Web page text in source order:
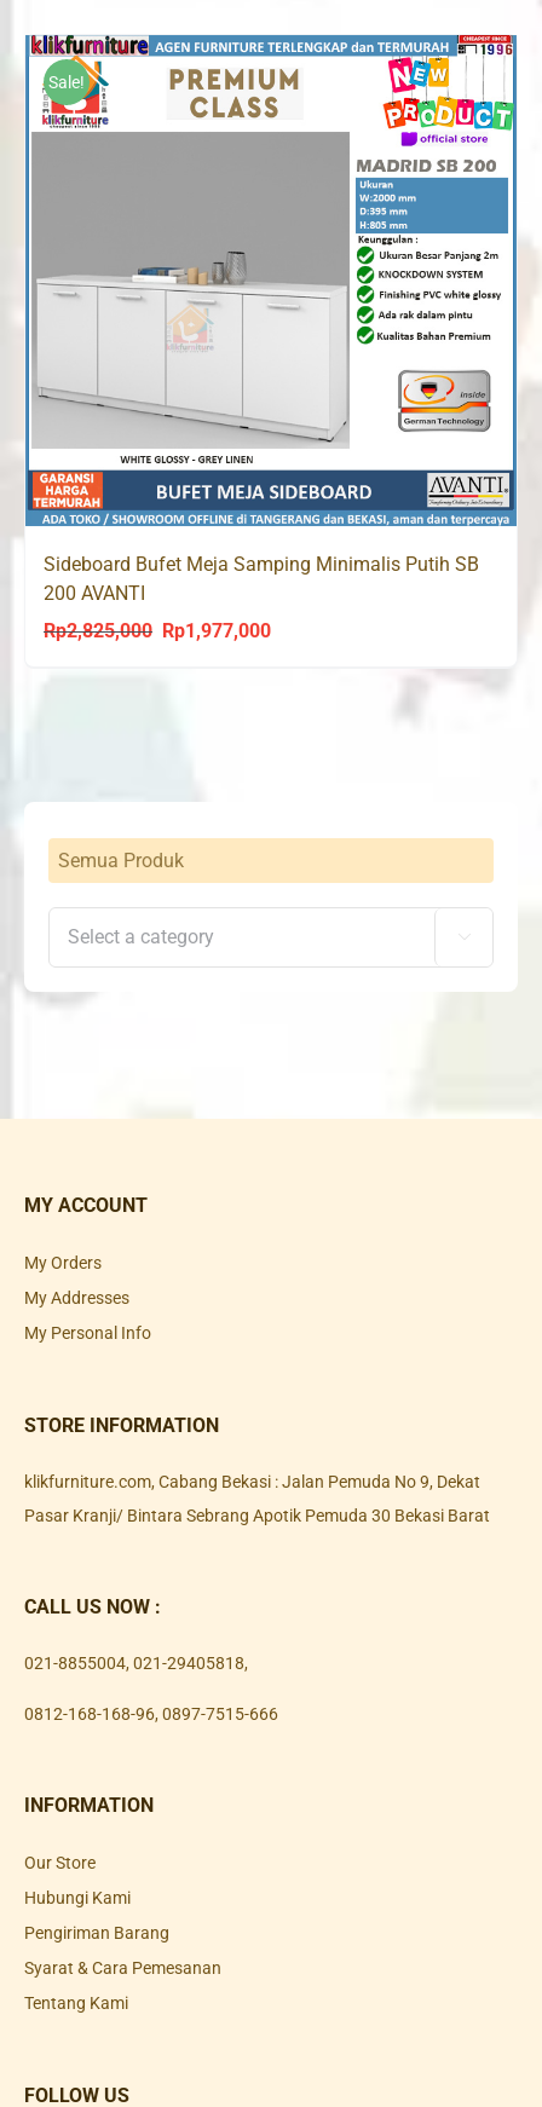
Sale!
Sideboard Bufet Meja Samping Minimalis Putih SB
200 AVANTI
Rp2,825,000
Original
Rp1,977,000Current
Semua Produk

MY ACCOUNT
My Orders
My Addresses
My Personal Info
STORE INFORMATION
klikfurniture.com, Cabang Bekasi : Jalan Pemuda No 9, Dekat
Pasar Kranji/ Bintara Sebrang Apotik Pemuda 30 Bekasi Barat
CALL US NOW :
021-8855004, 021-29405818,
0812-168-168-96, 0897-7515-666
INFORMATION
Our Store
Hubungi Kami
Pengiriman Barang
Syarat & Cara Pemesanan
Tentang Kami
FOLLOW US